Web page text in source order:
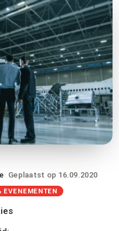
Geplaatst op 16.09.2020
EVENEMENTEN